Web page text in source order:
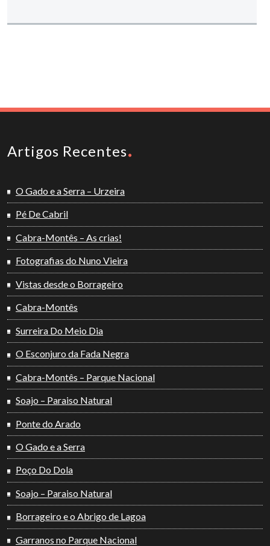
Artigos Recentes
O Gado e a Serra – Urzeira
Pé De Cabril
Cabra-Montês – As crias!
Fotografias do Nuno Vieira
Vistas desde o Borrageiro
Cabra-Montês
Surreira Do Meio Dia
O Esconjuro da Fada Negra
Cabra-Montês – Parque Nacional
Soajo – Paraiso Natural
Ponte do Arado
O Gado e a Serra
Poço Do Dola
Soajo – Paraiso Natural
Borrageiro e o Abrigo de Lagoa
Garranos no Parque Nacional